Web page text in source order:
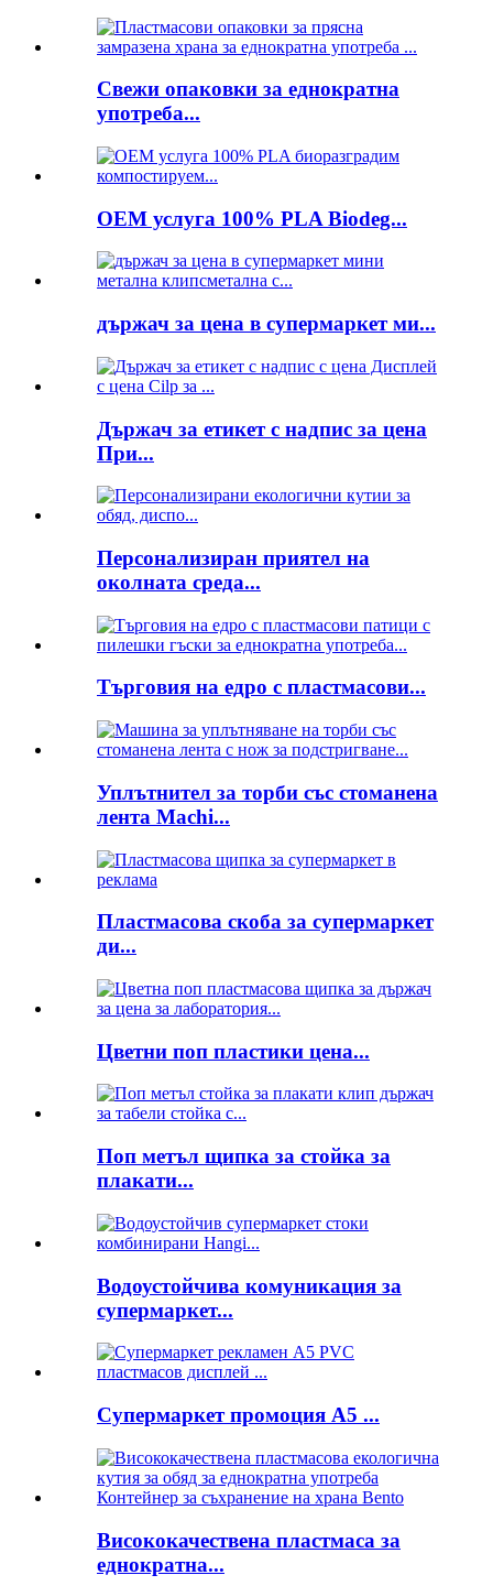
Свежи опаковки за еднократна
употреба...
OEM услуга 100% PLA Biodeg...
държач за цена в супермаркет ми...
Държач за етикет с надпис за цена
При...
Персонализиран приятел на
околната среда...
Търговия на едро с пластмасови...
Уплътнител за торби със стоманена
лента Machi...
Пластмасова скоба за супермаркет
ди...
Цветни поп пластики цена...
Поп метъл щипка за стойка за
плакати...
Водоустойчива комуникация за
супермаркет...
Супермаркет промоция A5 ...
Висококачествена пластмаса за
еднократна...